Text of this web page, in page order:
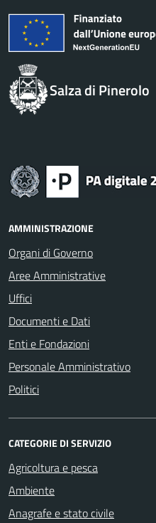
Salza di Pinerolo
AMMINISTRAZIONE
Organi di Governo
Aree Amministrative
Uffici
Documenti e Dati
Enti e Fondazioni
Personale Amministrativo
Politici
CATEGORIE DI SERVIZIO
Agricoltura e pesca
Ambiente
Anagrafe e stato civile